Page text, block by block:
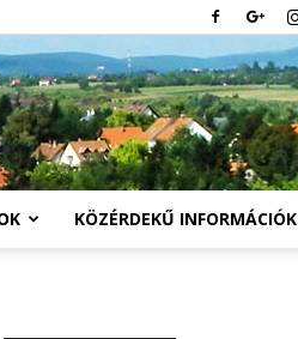
KÖZÉRDEKŰ INFORMÁCIÓK